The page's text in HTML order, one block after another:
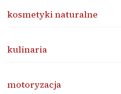
kosmetyki naturalne
kulinaria
motoryzacja